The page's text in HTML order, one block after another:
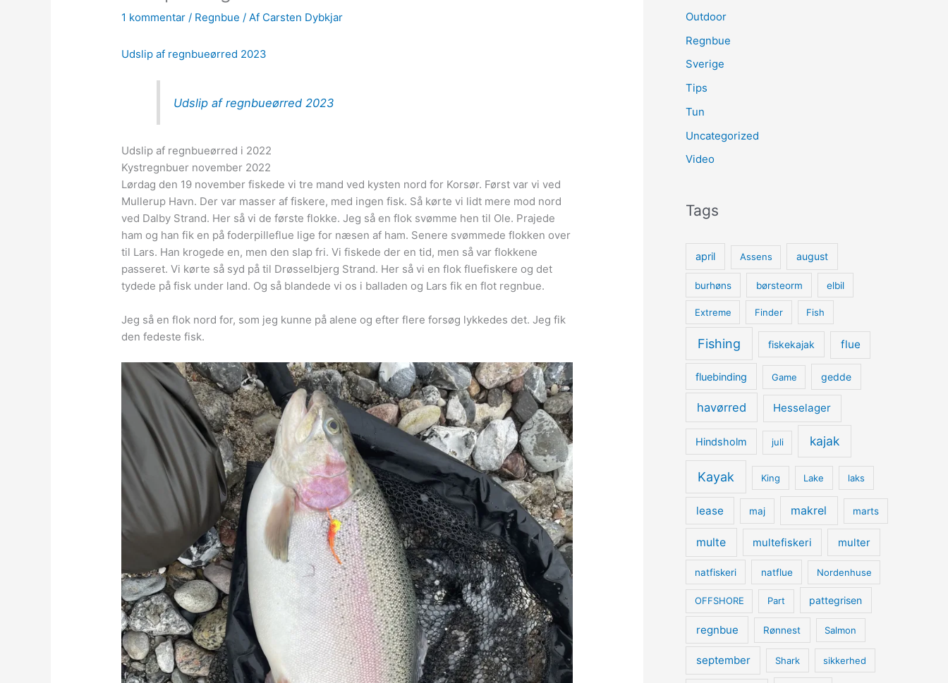
1 kommentar / Regnbue / Af Carsten Dybkjar
Udslip af regnbueørred 2023
Udslip af regnbueørred 2023
Udslip af regnbueørred i 2022
Kystregnbuer november 2022
Lørdag den 19 november fiskede vi tre mand ved kysten nord for Korsør. Først var vi ved
Mullerup Havn. Der var masser af fiskere, med ingen fisk. Så kørte vi lidt mere mod nord
ved Dalby Strand. Her så vi de første flokke. Jeg så en flok svømme hen til Ole. Prajede
ham og han fik en på foderpilleflue lige for næsen af ham. Senere svømmede flokken over
til Lars. Han krogede en, men den slap fri. Vi fiskede der en tid, men så var flokkene
passeret. Vi kørte så syd på til Drøsselbjerg Strand. Her så vi en flok fluefiskere og det
tydede på fisk under land. Og så blandede vi os i balladen og Lars fik en flot regnbue.
Jeg så en flok nord for, som jeg kunne på alene og efter flere forsøg lykkedes det. Jeg fik
den fedeste fisk.
Outdoor
Regnbue
Sverige
Tips
Tun
Uncategorized
Video
Tags
april Assens august
burhøns børsteorm elbil
Extreme Finder Fish
Fishing fiskekajak flue
fluebinding Game gedde
havørred Hesselager
Hindsholm juli kajak
Kayak King Lake laks
lease maj makrel marts
multe multefiskeri multer
natfiskeri natflue Nordenhuse
OFFSHORE Part pattegrisen
regnbue Rønnest Salmon
september Shark sikkerhed